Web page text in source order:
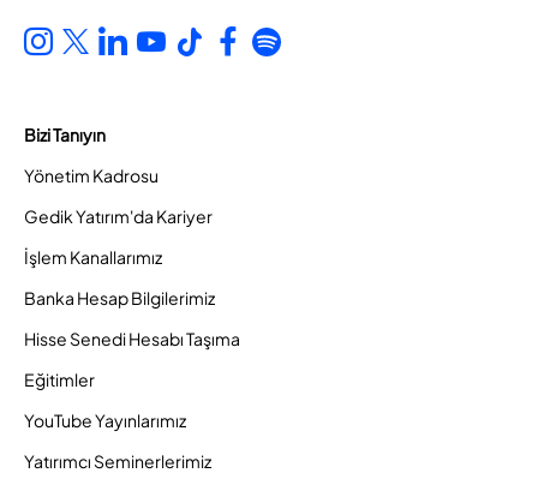
Bizi Tanıyın
Yönetim Kadrosu
Gedik Yatırım'da Kariyer
İşlem Kanallarımız
Banka Hesap Bilgilerimiz
Hisse Senedi Hesabı Taşıma
Eğitimler
YouTube Yayınlarımız
Yatırımcı Seminerlerimiz